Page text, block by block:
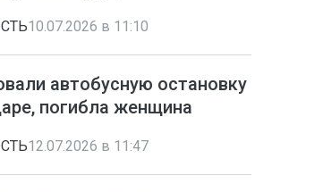
10.07.2026 в 11:10
автобусную остановку
погибла женщина
12.07.2026 в 11:47